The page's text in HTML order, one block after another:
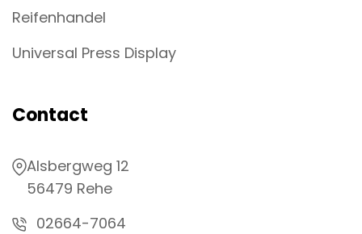
Reifenhandel
Universal Press Display
Contact
Alsbergweg 12
56479 Rehe
02664-7064